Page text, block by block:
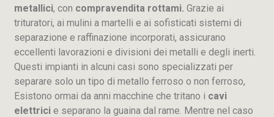
metallici, con compravendita rottami. Grazie ai
trituratori, ai mulini a martelli e ai sofisticati sistemi di
separazione e raffinazione incorporati, assicurano
eccellenti lavorazioni e divisioni dei metalli e degli inerti.
Questi impianti in alcuni casi sono specializzati per
separare solo un tipo di metallo ferroso o non ferroso,
Esistono ormai da anni macchine che tritano i cavi
elettrici e separano la guaina dal rame. Mentre nel caso